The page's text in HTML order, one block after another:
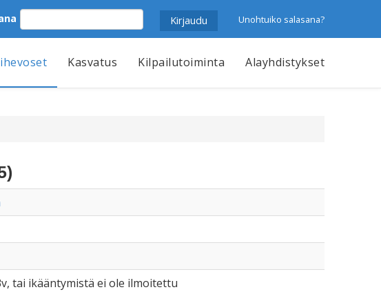
Unohtuiko salasana?
Kasvatus Kilpailutoiminta Alayhdistykset
tai ikääntymistä ei ole ilmoitettu